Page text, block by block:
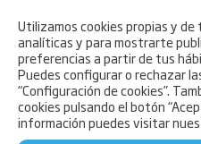
Utilizamos cookies propias y
analíticas y para mostrarte
preferencias a partir de tus
Puedes configurar o rechazar
“Configuración de cookies”.
cookies pulsando el botón
información puedes visitar
PET FRIENDLY